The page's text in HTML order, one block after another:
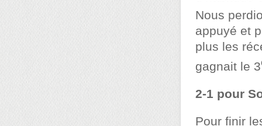
Nous
appuyé et
plus les
gagnait le 3
2-1 pour
Pour finir